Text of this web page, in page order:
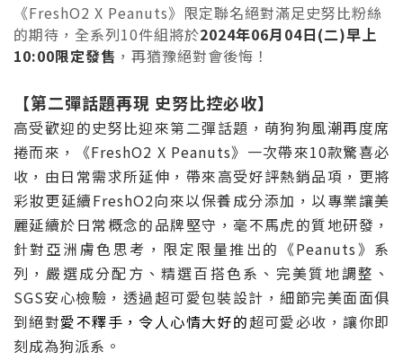
《FreshO2 X Peanuts》限定聯名絕對滿足史努比粉絲
的期待，全系列10件組將於2024年06月04日(二)早上
10:00限定發售 ，再猶豫絕對會後悔！
【第二彈話題再現 史努比控必收】
高受歡迎的史努比迎來第二彈話題，萌狗狗風潮再度席
捲而來，《FreshO2 X Peanuts》一次帶來10款驚喜必
收，由日常需求所延伸，帶來高受好評熱銷品項，更將
彩妝更延續FreshO2向來以保養成分添加，以專業讓美
麗延續於日常概念的品牌堅守，毫不馬虎的質地研發，
針對亞洲膚色思考，限定限量推出的《Peanuts》系
列，嚴選成分配方、精選百搭色系、完美質地調整、
SGS安心檢驗，透過超可愛包裝設計，細節完美面面俱
到絕對愛不釋手，令人心情大好的超可愛必收，讓你即
刻成為狗派系。